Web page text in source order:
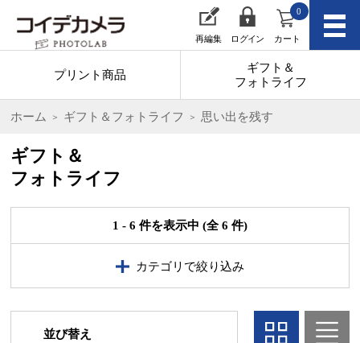
再編集 ログイン カート
0
プリント商品
ギフト＆
フォトライフ
ホーム ギフト＆フォトライフ 思い出を残す
ギフト＆
フォトライフ
1 - 6 件を表示中 (全 6 件)
カテゴリで絞り込み
並び替え